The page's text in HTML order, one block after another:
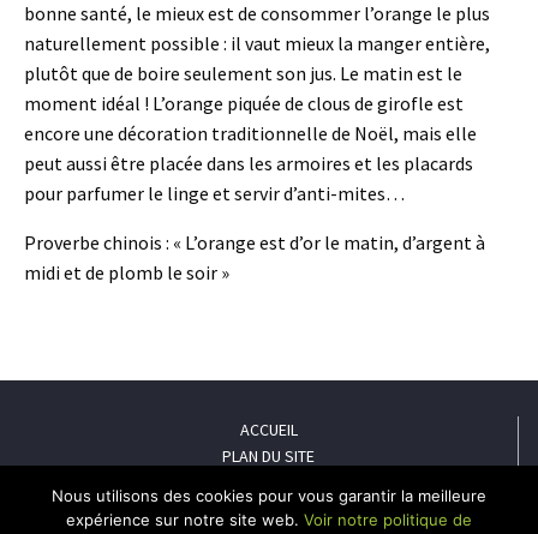
bonne santé, le mieux est de consommer l’orange le plus
naturellement possible : il vaut mieux la manger entière,
plutôt que de boire seulement son jus. Le matin est le
moment idéal ! L’orange piquée de clous de girofle est
encore une décoration traditionnelle de Noël, mais elle
peut aussi être placée dans les armoires et les placards
pour parfumer le linge et servir d’anti-mites…
Proverbe chinois : « L’orange est d’or le matin, d’argent à
midi et de plomb le soir »
ACCUEIL
PLAN DU SITE
POLITIQUE DE CONFIDENTIALITÉ
Nous utilisons des cookies pour vous garantir la meilleure
expérience sur notre site web. Voir notre politique de